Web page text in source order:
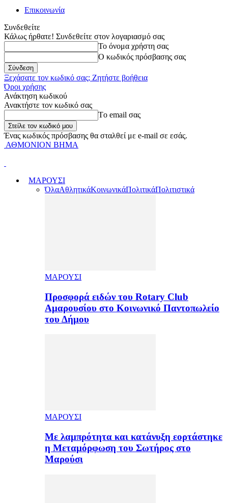
Επικοινωνία
Συνδεθείτε
Κάλως ήρθατε! Συνδεθείτε στον λογαριασμό σας
Το όνομα χρήστη σας
Ο κωδικός πρόσβασης σας
Ξεχάσατε τον κωδικό σας; Ζητήστε βοήθεια
Όροι χρήσης
Ανάκτηση κωδικού
Ανακτήστε τον κωδικό σας
Tο email σας
Ένας κωδικός πρόσβασης θα σταλθεί με e-mail σε εσάς.
ΑΘΜΟΝΙΟΝ ΒΗΜΑ
ΜΑΡΟΥΣΙ
ΌλαΑθλητικάΚοινωνικάΠολιτικάΠολιτιστικά
ΜΑΡΟΥΣΙ
Προσφορά ειδών του Rotary Club
Αμαρουσίου στο Κοινωνικό Παντοπωλείο
του Δήμου
ΜΑΡΟΥΣΙ
Με λαμπρότητα και κατάνυξη εορτάστηκε
η Μεταμόρφωση του Σωτήρος στο
Μαρούσι